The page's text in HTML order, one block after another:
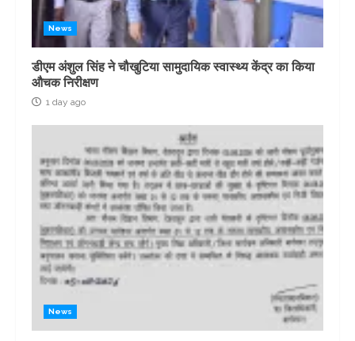
News
डीएम अंशुल सिंह ने चौखुटिया सामुदायिक स्वास्थ्य केंद्र का किया
औचक निरीक्षण
1 day ago
News